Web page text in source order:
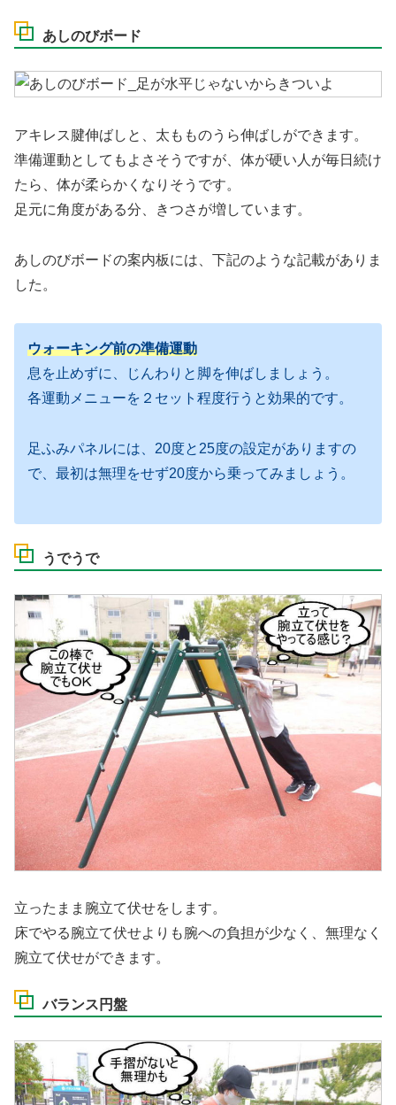
あしのびボード
アキレス腱伸ばしと、太もものうら伸ばしができます。
準備運動としてもよさそうですが、体が硬い人が毎日続け
たら、体が柔らかくなりそうです。
足元に角度がある分、きつさが増しています。
あしのびボードの案内板には、下記のような記載がありま
した。
ウォーキング前の準備運動
息を止めずに、じんわりと脚を伸ばしましょう。
各運動メニューを２セット程度行うと効果的です。
足ふみパネルには、20度と25度の設定がありますの
で、最初は無理をせず20度から乗ってみましょう。
うでうで
立ったまま腕立て伏せをします。
床でやる腕立て伏せよりも腕への負担が少なく、無理なく
腕立て伏せができます。
バランス円盤